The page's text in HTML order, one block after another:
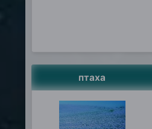
птаха